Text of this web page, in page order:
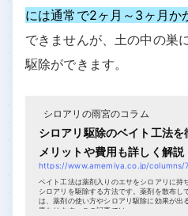
には通常で2ヶ月～3ヶ月か
できませんが、土の中の巣
駆除ができます。
シロアリの雨宮のコラム
シロアリ駆除のベイト工法を
メリットや費用も詳しく解説
https://www.amemiya.co.jp/columns/
ベイト工法は薬剤入りのエサをシロアリに持
シロアリを駆除する方法です。薬剤を散布し
は、薬剤の使い方やシロアリ駆除に効果が出
異なります。この記事では...